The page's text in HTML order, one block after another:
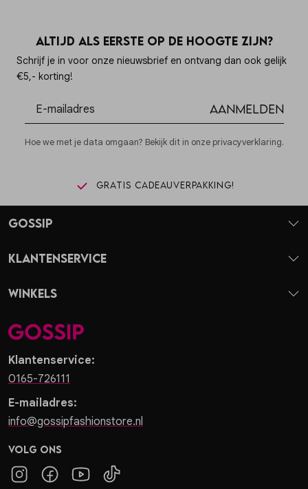
Altijd als eerste op de hoogte zijn?
Schrijf je in voor onze nieuwsbrief en ontvang dan ook gelijk
€5,- korting!
Aanmelden
Hoe we met je data omgaan? Bekijk dit in onze privacyverklaring.
Gratis cadeauverpakking!
Klantenservice:
0165-726111
E-mailadres:
info@gossipfashionstore.nl
Volg ons
Gossip
Klantenservice
Winkels